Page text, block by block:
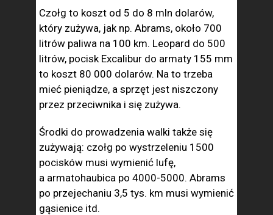
Czołg to koszt od 5 do 8 mln dolarów,
który zużywa, jak np. Abrams, około 700
litrów paliwa na 100 km. Leopard do 500
litrów, pocisk Excalibur do armaty 155 mm
to koszt 80 000 dolarów. Na to trzeba
mieć pieniądze, a sprzęt jest niszczony
przez przeciwnika i się zużywa.
Środki do prowadzenia walki także się
zużywają: czołg po wystrzeleniu 1500
pocisków musi wymienić lufę,
a armatohaubica po 4000-5000. Abrams
po przejechaniu 3,5 tys. km musi wymienić
gąsienice itd.